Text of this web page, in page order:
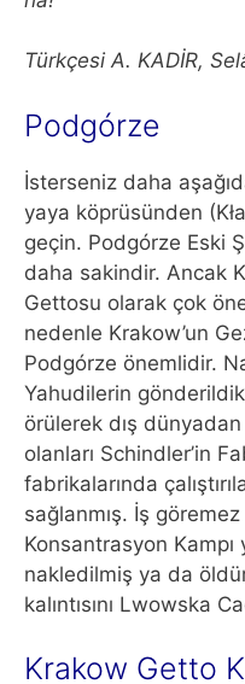
Türkçesi A. KADİR,
Podgórze
İsterseniz daha
yaya köprüsünden
geçin. Podgórze Eski
daha sakindir. Ancak
Gettosu olarak çok
nedenle Krakow’un
Podgórze önemlidir.
Yahudilerin
örülerek dış
olanları Schindler’in
fabrikalarında
sağlanmış. İş
Konsantrasyon Kampı
nakledilmiş ya da
kalıntısını Lwowska
Krakow Getto